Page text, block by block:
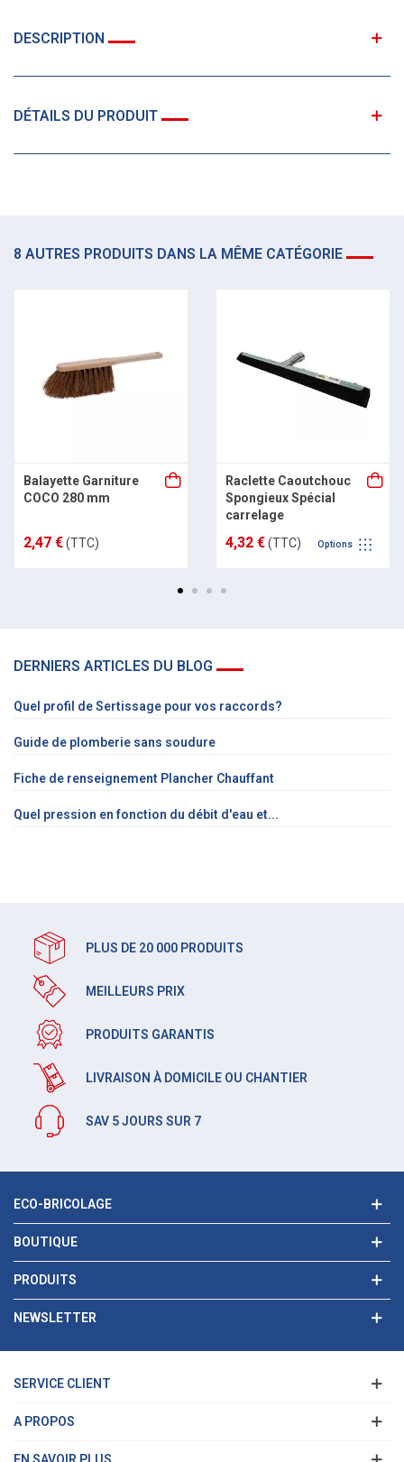
DESCRIPTION
DÉTAILS DU PRODUIT
8 AUTRES PRODUITS DANS LA MÊME CATÉGORIE
Balayette Garniture
COCO 280 mm
2,47 €(TTC)
Raclette Caoutchouc
Spongieux Spécial
carrelage
4,32 €(TTC) Options
DERNIERS ARTICLES DU BLOG
Quel profil de Sertissage pour vos raccords?
Guide de plomberie sans soudure
Fiche de renseignement Plancher Chauffant
Quel pression en fonction du débit d'eau et...
PLUS DE 20 000 PRODUITS
MEILLEURS PRIX
PRODUITS GARANTIS
LIVRAISON À DOMICILE OU CHANTIER
SAV 5 JOURS SUR 7
ECO-BRICOLAGE
BOUTIQUE
PRODUITS
NEWSLETTER
SERVICE CLIENT
A PROPOS
EN SAVOIR PLUS